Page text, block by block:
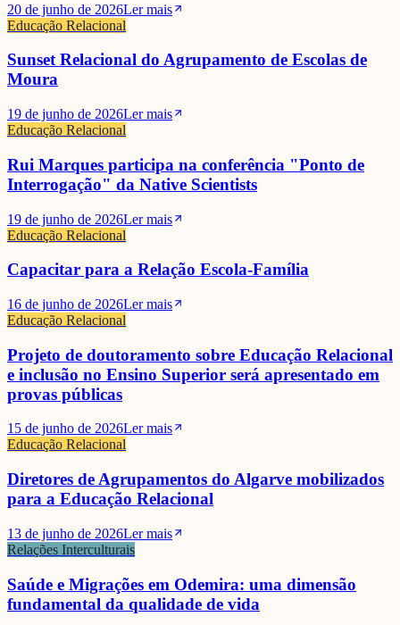
20 de junho de 2026Ler mais
Educação Relacional
Sunset Relacional do Agrupamento de Escolas de
Moura
19 de junho de 2026Ler mais
Educação Relacional
Rui Marques participa na conferência "Ponto de
Interrogação" da Native Scientists
19 de junho de 2026Ler mais
Educação Relacional
Capacitar para a Relação Escola-Família
16 de junho de 2026Ler mais
Educação Relacional
Projeto de doutoramento sobre Educação Relacional
e inclusão no Ensino Superior será apresentado em
provas públicas
15 de junho de 2026Ler mais
Educação Relacional
Diretores de Agrupamentos do Algarve mobilizados
para a Educação Relacional
13 de junho de 2026Ler mais
Relações Interculturais
Saúde e Migrações em Odemira: uma dimensão
fundamental da qualidade de vida